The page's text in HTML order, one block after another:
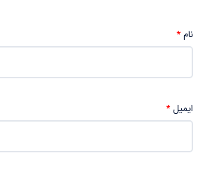
نام*
ایمیل*